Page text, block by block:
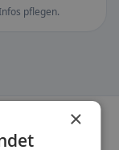
pflegen.
×